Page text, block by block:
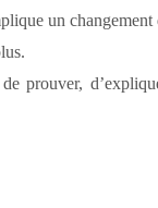
un changement
prouver,